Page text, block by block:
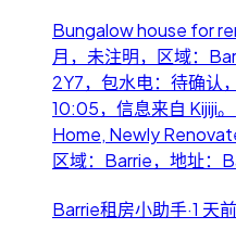
Bungalow house for
月，未注明，区域：
2Y7，包水电：待确
10:05，信息来自 Kijiji
Home, Newly
区域：Barrie，地址：
Barrie租房小助手·1 天前